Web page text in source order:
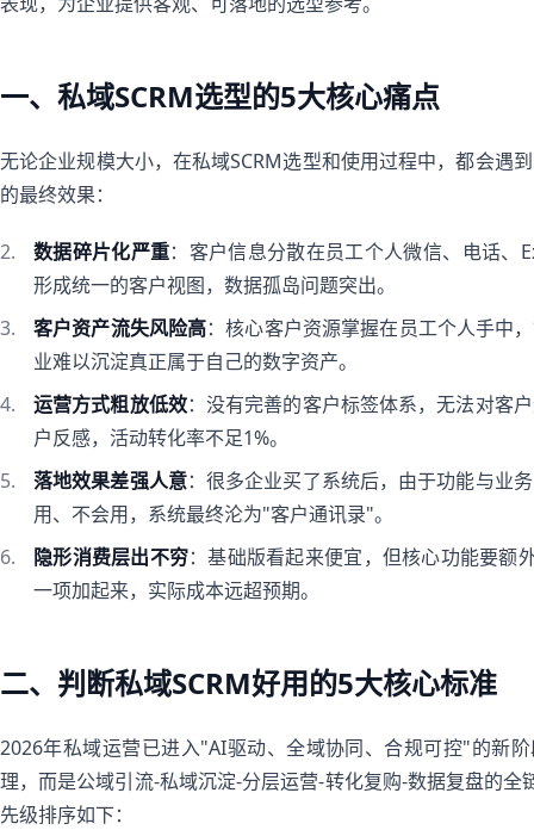
一、私域SCRM选型的5大核心痛点
无论企业规模大小，在私域SCRM选型和使用过程中，都会遇
的最终效果：
数据碎片化严重：客户信息分散在员工个人微信、电话、
形成统一的客户视图，数据孤岛问题突出。
客户资产流失风险高：核心客户资源掌握在员工个人手中
业难以沉淀真正属于自己的数字资产。
运营方式粗放低效：没有完善的客户标签体系，无法对客
户反感，活动转化率不足1%。
落地效果差强人意：很多企业买了系统后，由于功能与业
用、不会用，系统最终沦为"客户通讯录"。
隐形消费层出不穷：基础版看起来便宜，但核心功能要额
一项加起来，实际成本远超预期。
二、判断私域SCRM好用的5大核心标准
2026年私域运营已进入"AI驱动、全域协同、合规可控"的新
理，而是公域引流-私域沉淀-分层运营-转化复购-数据复盘的
先级排序如下：